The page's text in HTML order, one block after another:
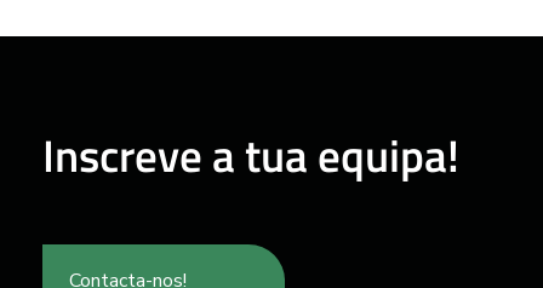
Inscreve a tua equipa!
Contacta-nos!